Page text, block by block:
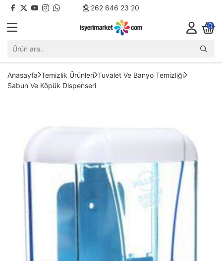
262 646 23 20
0
Anasayfa Temizlik Ürünleri Tuvalet Ve Banyo Temizliği
Sabun Ve Köpük Dispenseri